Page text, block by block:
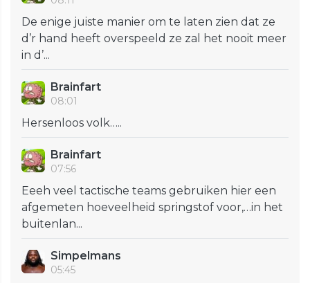
De enige juiste manier om te laten zien dat ze
d’r hand heeft overspeeld ze zal het nooit meer
in d’...
Brainfart
08:01
Hersenloos volk…..
Brainfart
07:56
Eeeh veel tactische teams gebruiken hier een
afgemeten hoeveelheid springstof voor,…in het
buitenlan...
Simpelmans
05:45